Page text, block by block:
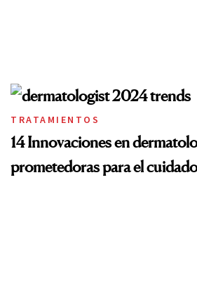
TRATAMIENTOS
14 Innovaciones en
prometedoras para el